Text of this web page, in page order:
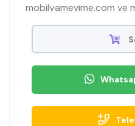
mobilyamevime.com ve
mağazalarında sizlere